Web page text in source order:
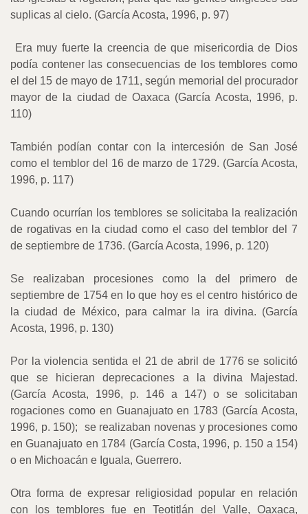
suplicas al cielo. (García Acosta, 1996, p. 97)
Era muy fuerte la creencia de que misericordia de Dios
podía contener las consecuencias de los temblores como
el del 15 de mayo de 1711, según memorial del procurador
mayor de la ciudad de Oaxaca (García Acosta, 1996, p.
110)
También podían contar con la intercesión de San José
como el temblor del 16 de marzo de 1729. (García Acosta,
1996, p. 117)
Cuando ocurrían los temblores se solicitaba la realización
de rogativas en la ciudad como el caso del temblor del 7
de septiembre de 1736. (García Acosta, 1996, p. 120)
Se realizaban procesiones como la del primero de
septiembre de 1754 en lo que hoy es el centro histórico de
la ciudad de México, para calmar la ira divina. (García
Acosta, 1996, p. 130)
Por la violencia sentida el 21 de abril de 1776 se solicitó
que se hicieran deprecaciones a la divina Majestad.
(García Acosta, 1996, p. 146 a 147) o se solicitaban
rogaciones como en Guanajuato en 1783 (García Acosta,
1996, p. 150);
se realizaban novenas y procesiones como
en Guanajuato en 1784 (García Costa, 1996, p. 150 a 154)
o en Michoacán e Iguala, Guerrero.
Otra forma de expresar religiosidad popular en relación
con los temblores fue en Teotitlán del Valle, Oaxaca,